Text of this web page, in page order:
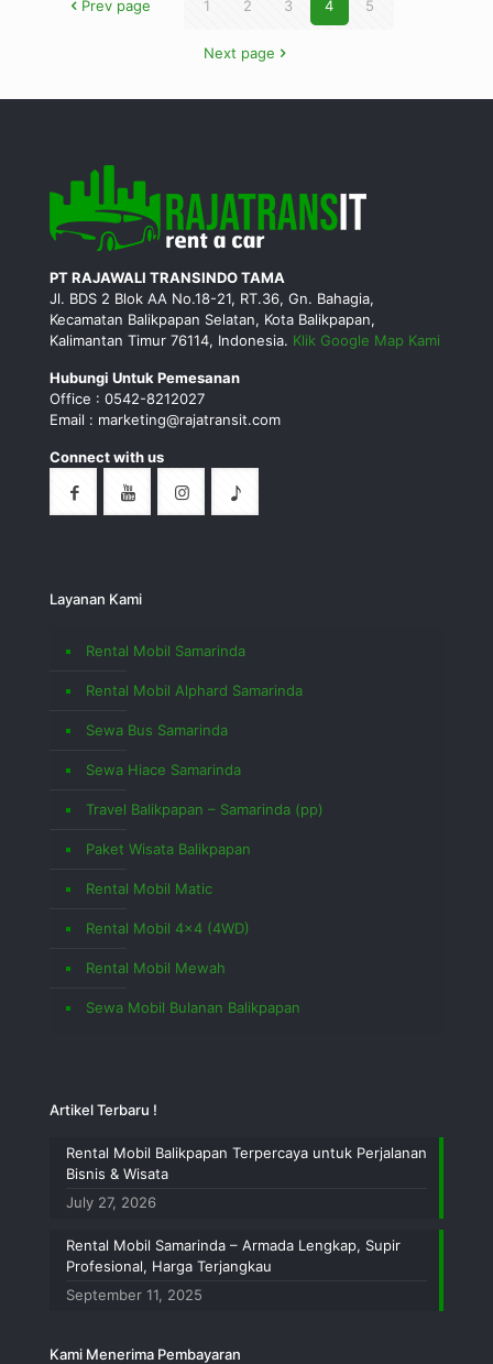
Prev page 1 2 3 4 5
Next page
PT RAJAWALI TRANSINDO TAMA
Jl. BDS 2 Blok AA No.18-21, RT.36, Gn. Bahagia,
Kecamatan Balikpapan Selatan, Kota Balikpapan,
Kalimantan Timur 76114, Indonesia. Klik Google Map Kami
Hubungi Untuk Pemesanan
Office : 0542-8212027
Email : marketing@rajatransit.com
Connect with us
Layanan Kami
Rental Mobil Samarinda
Rental Mobil Alphard Samarinda
Sewa Bus Samarinda
Sewa Hiace Samarinda
Travel Balikpapan – Samarinda (pp)
Paket Wisata Balikpapan
Rental Mobil Matic
Rental Mobil 4×4 (4WD)
Rental Mobil Mewah
Sewa Mobil Bulanan Balikpapan
Artikel Terbaru !
Rental Mobil Balikpapan Terpercaya untuk Perjalanan
Bisnis & Wisata
July 27, 2026
Rental Mobil Samarinda – Armada Lengkap, Supir
Profesional, Harga Terjangkau
September 11, 2025
Kami Menerima Pembayaran